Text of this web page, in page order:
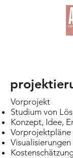
Vorprojekt
Studium von
Konzept, Idee,
Vorprojektpläne
Visualisierungen